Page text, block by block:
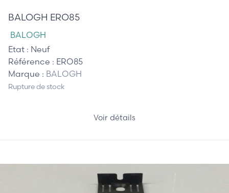
BALOGH ERO85
BALOGH
Etat : Neuf
Référence : ERO85
Marque : BALOGH
Rupture de stock
Voir détails